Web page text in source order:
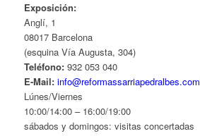
Exposición:
Anglí, 1
08017 Barcelona
(esquina Vía Augusta, 304)
Teléfono:932 053 040
E-Mail: info@reformassarriapedralbes.com
Lúnes/Viernes
10:00/14:00 – 16:00/19:00
sábados y domingos: visitas concertadas